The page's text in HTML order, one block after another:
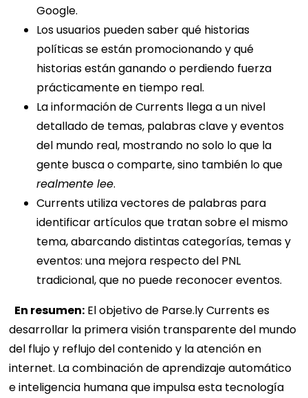
Google.
Los usuarios pueden saber qué historias
políticas se están promocionando y qué
historias están ganando o perdiendo fuerza
prácticamente en tiempo real.
La información de Currents llega a un nivel
detallado de temas, palabras clave y eventos
del mundo real, mostrando no solo lo que la
gente busca o comparte, sino también lo que
realmente lee.
Currents utiliza vectores de palabras para
identificar artículos que tratan sobre el mismo
tema, abarcando distintas categorías, temas y
eventos: una mejora respecto del PNL
tradicional, que no puede reconocer eventos.
En resumen: El objetivo de Parse.ly Currents es
desarrollar la primera visión transparente del mundo
del flujo y reflujo del contenido y la atención en
internet. La combinación de aprendizaje automático
e inteligencia humana que impulsa esta tecnología